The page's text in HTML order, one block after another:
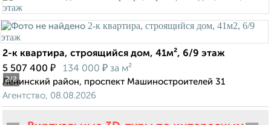
2/2
2-к квартира, строящийся дом, 41м², 6/9 этаж
5 507 400 ₽ 134 000 ₽ за м²
Ленинский район, проспект Машиностроителей 31
Агентство, 08.08.2026